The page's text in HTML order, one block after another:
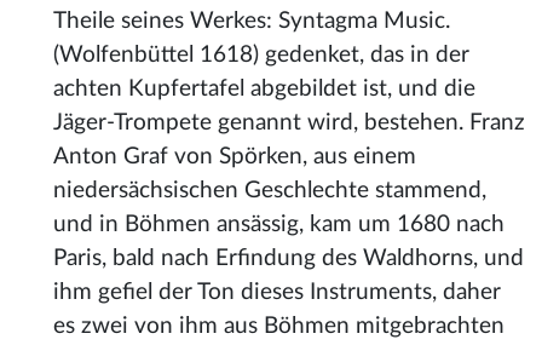
Theile seines Werkes: Syntagma Music.
(Wolfenbüttel 1618) gedenket, das in der
achten Kupfertafel abgebildet ist, und die
Jäger-Trompete genannt wird, bestehen. Franz
Anton Graf von Spörken, aus einem
niedersächsischen Geschlechte stammend,
und in Böhmen ansässig, kam um 1680 nach
Paris, bald nach Erfindung des Waldhorns, und
ihm gefiel der Ton dieses Instruments, daher
es zwei von ihm aus Böhmen mitgebrachten